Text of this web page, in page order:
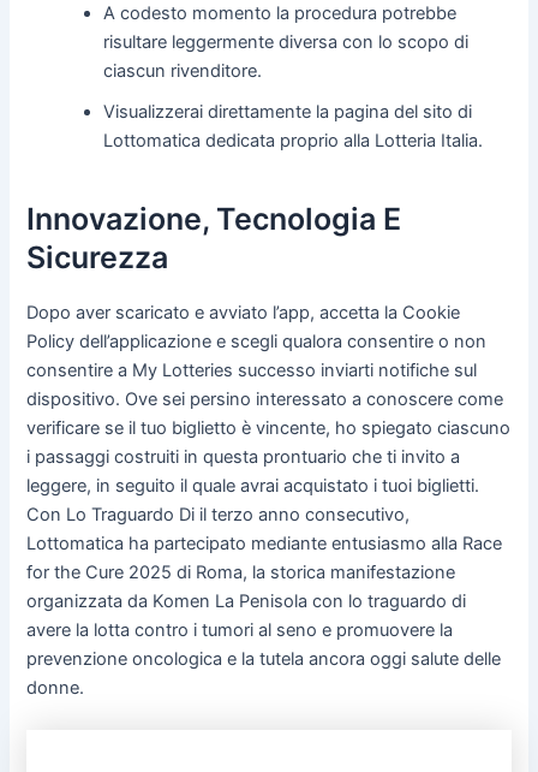
A codesto momento la procedura potrebbe
risultare leggermente diversa con lo scopo di
ciascun rivenditore.
Visualizzerai direttamente la pagina del sito di
Lottomatica dedicata proprio alla Lotteria Italia.
Innovazione, Tecnologia E
Sicurezza
Dopo aver scaricato e avviato l’app, accetta la Cookie
Policy dell’applicazione e scegli qualora consentire o non
consentire a My Lotteries successo inviarti notifiche sul
dispositivo. Ove sei persino interessato a conoscere come
verificare se il tuo biglietto è vincente, ho spiegato ciascuno
i passaggi costruiti in questa prontuario che ti invito a
leggere, in seguito il quale avrai acquistato i tuoi biglietti.
Con Lo Traguardo Di il terzo anno consecutivo,
Lottomatica ha partecipato mediante entusiasmo alla Race
for the Cure 2025 di Roma, la storica manifestazione
organizzata da Komen La Penisola con lo traguardo di
avere la lotta contro i tumori al seno e promuovere la
prevenzione oncologica e la tutela ancora oggi salute delle
donne.